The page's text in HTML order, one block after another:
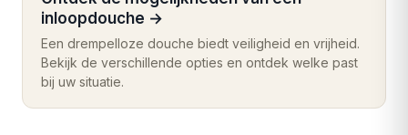
inloopdouche →
Een drempelloze douche biedt veiligheid en vrijheid.
Bekijk de verschillende opties en ontdek welke past
bij uw situatie.